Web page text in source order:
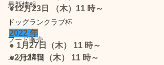
最新情報
ドッグランクラブ杯
フード販売
カフェ情報
●12月23日 （木）11 時～
2022 年
● 1月27日（木） 11 時～
●2月24日（木） 11 時～